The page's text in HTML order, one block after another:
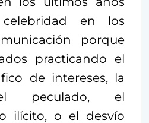
en los
porque
practicando el
de intereses, la
peculado, el
ilícito, o el desvío